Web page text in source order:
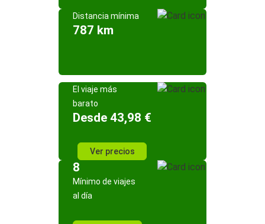
Distancia mínima
787 km
El viaje más
barato
Desde 43,98 €
Ver precios
8
Mínimo de viajes
al día